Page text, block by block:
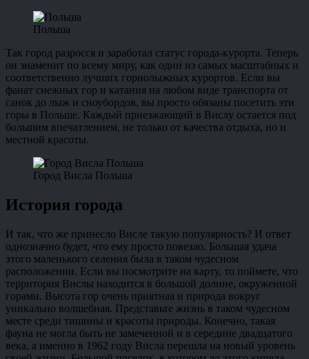
Польша
Так город разросся и заработал статус города-курорта. Теперь
он знаменит по всему миру, как один из самых масштабных и
соответственно лучших горнолыжных курортов. Если вы
фанат снежных гор и катания на любом виде транспорта от
санок до лыж и сноубордов, вы просто обязаны посетить эти
горы в Польше. Каждый приезжающий в Вислу остается под
большим впечатлением, не только от качества отдыха, но и
местной красоты.
Город Висла Польша
История города
И так, что же принесло Висле такую популярность? И ответ
однозначно будет, что ему просто повезло. Большая удача
этого маленького селения была в таком чудесном
расположении. Если вы посмотрите на карту, то поймете, что
территория Вислы находится в большой долине, окруженной
горами. Высота гор очень приятная и природа вокруг
уникально волшебная. Представьте жизнь в таком чудесном
месте среди тишины и красоты природы. Конечно, такая
фауна не могла быть не замеченной и в середине двадцатого
века, а именно в 1962 году Висла перешла на новый уровень